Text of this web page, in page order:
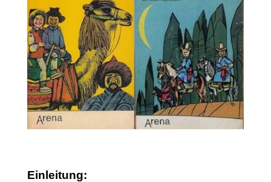
Einleitung: